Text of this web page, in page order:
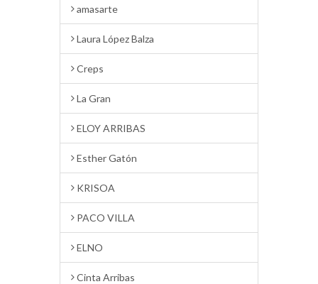
amasarte
Laura López Balza
Creps
La Gran
ELOY ARRIBAS
Esther Gatón
KRISOA
PACO VILLA
ELNO
Cinta Arribas